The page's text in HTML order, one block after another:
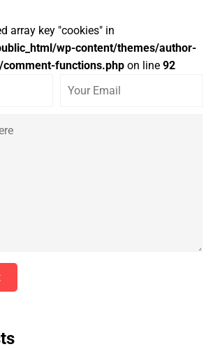
array key "cookies" in
wp-content/themes/author-
functions.php on line 92